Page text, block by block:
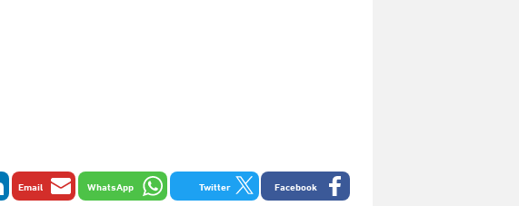
Facebook
Twitter
WhatsApp
Email